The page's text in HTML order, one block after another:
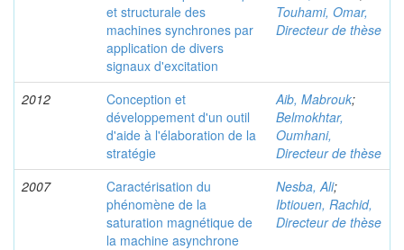
et structurale des
machines synchrones par
application de divers
signaux d'excitation
Touhami, Omar,
Directeur de thèse
2012
Conception et
développement d'un outil
d'aide à l'élaboration de la
stratégie
Aib, Mabrouk;
Belmokhtar,
Oumhani,
Directeur de thèse
2007
Caractérisation du
phénomène de la
saturation magnétique de
la machine asynchrone
Nesba, Ali;
Ibtiouen, Rachid,
Directeur de thèse